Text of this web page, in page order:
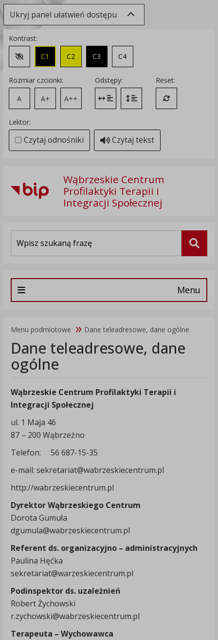
Ukryj panel ułatwień dostępu
Kontrast:
Zmień kontrast na domyślny
C1 C2 C3 C4
Rozmiar czcionki:
A
A+ A++
Odstępy:
Zmień odstęp między literami
Zmień interlinię i margines
Reset:
Przywróć
Lektor:
Czytaj odnośniki Czytaj tekst
Wąbrzeskie Centrum
Profilaktyki Terapii i
Integracji Społecznej
Menu
Menu podmiotowe Dane teleadresowe, dane ogólne
Dane teleadresowe, dane
ogólne
Wąbrzeskie Centrum Profilaktyki Terapii i
Integracji Społecznej
ul. 1 Maja 46
87 – 200 Wąbrzeźno
Telefon: 56 687-15-35
e-mail: sekretariat@wabrzeskiecentrum.pl
http://wabrzeskiecentrum.pl
Dyrektor Wąbrzeskiego Centrum
Dorota Gumuła
dgumula@wabrzeskiecentrum.pl
Referent ds. organizacyjno – administracyjnych
Paulina Hęćka
sekretariat@warzeskiecentrum.pl
Podinspektor ds. uzależnień
Robert Żychowski
r.zychowski@wabrzeskiecentrum.pl
Terapeuta – Wychowawca